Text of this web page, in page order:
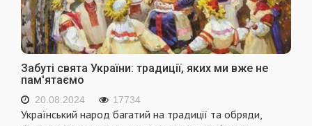
Забуті свята України: традиції, яких ми вже не
пам'ятаємо
20.08.2024 17734
Український народ багатий на традиції та обряди,